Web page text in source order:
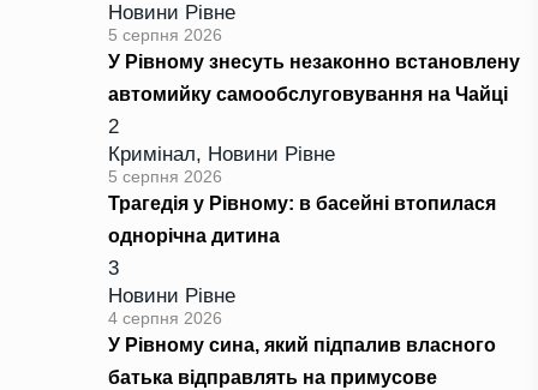
Новини Рівне
5 серпня 2026
У Рівному знесуть незаконно встановлену
автомийку самообслуговування на Чайці
2
Кримінал, Новини Рівне
5 серпня 2026
Трагедія у Рівному: в басейні втопилася
однорічна дитина
3
Новини Рівне
4 серпня 2026
У Рівному сина, який підпалив власного
батька відправлять на примусове